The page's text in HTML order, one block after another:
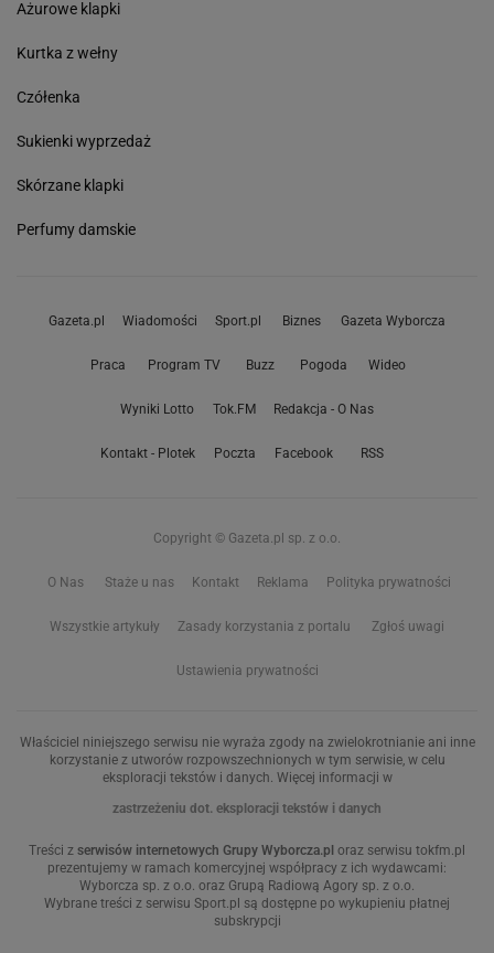
Ażurowe klapki
Kurtka z wełny
Czółenka
Sukienki wyprzedaż
Skórzane klapki
Perfumy damskie
Gazeta.pl Wiadomości Sport.pl Biznes Gazeta Wyborcza
Praca Program TV Buzz Pogoda Wideo
Wyniki Lotto Tok.FM Redakcja - O Nas
Kontakt - Plotek Poczta Facebook RSS
Copyright © Gazeta.pl sp. z o.o.
O Nas Staże u nas Kontakt Reklama Polityka prywatności
Wszystkie artykuły Zasady korzystania z portalu Zgłoś uwagi
Ustawienia prywatności
Właściciel niniejszego serwisu nie wyraża zgody na zwielokrotnianie ani inne
korzystanie z utworów rozpowszechnionych w tym serwisie, w celu
eksploracji tekstów i danych. Więcej informacji w
zastrzeżeniu dot. eksploracji tekstów i danych
Treści z serwisów internetowych Grupy Wyborcza.pl oraz serwisu tokfm.pl
prezentujemy w ramach komercyjnej współpracy z ich wydawcami:
Wyborcza sp. z o.o. oraz Grupą Radiową Agory sp. z o.o.
Wybrane treści z serwisu Sport.pl są dostępne po wykupieniu płatnej
subskrypcji